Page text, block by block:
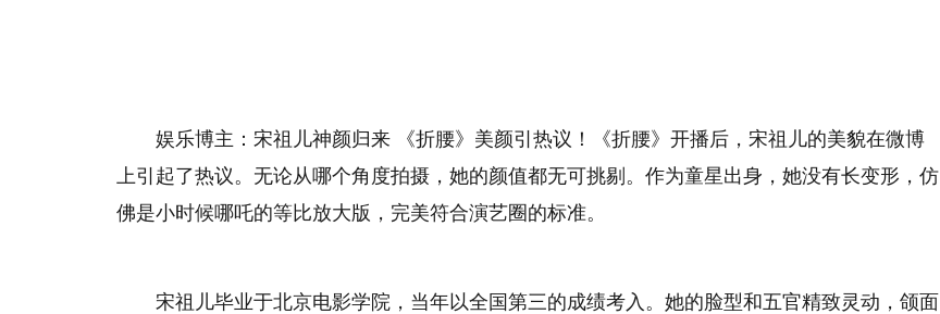
娱乐博主：宋祖儿神颜归来 《折腰》美颜引热议！《折腰》开播后，宋祖儿的美貌在微博
上引起了热议。无论从哪个角度拍摄，她的颜值都无可挑剔。作为童星出身，她没有长变形，仿
佛是小时候哪吒的等比放大版，完美符合演艺圈的标准。
宋祖儿毕业于北京电影学院，当年以全国第三的成绩考入。她的脸型和五官精致灵动，颌面